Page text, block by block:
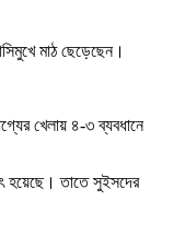
মাঠ ছেড়েছেন।
খেলায় ৪-৩ ব্যবধানে
হয়েছে। তাতে সুইসদের